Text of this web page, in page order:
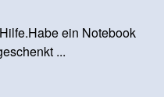
ein Notebook
...